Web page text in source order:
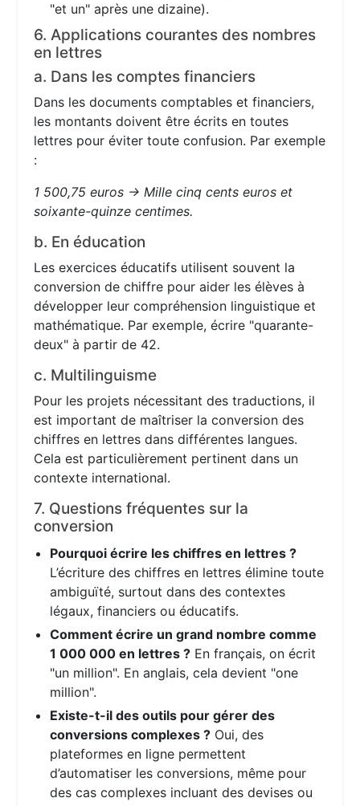
"et un" après une dizaine).
6. Applications courantes des nombres
en lettres
a. Dans les comptes financiers
Dans les documents comptables et financiers,
les montants doivent être écrits en toutes
lettres pour éviter toute confusion. Par exemple
:
1 500,75 euros → Mille cinq cents euros et
soixante-quinze centimes.
b. En éducation
Les exercices éducatifs utilisent souvent la
conversion de chiffre pour aider les élèves à
développer leur compréhension linguistique et
mathématique. Par exemple, écrire "quarante-
deux" à partir de 42.
c. Multilinguisme
Pour les projets nécessitant des traductions, il
est important de maîtriser la conversion des
chiffres en lettres dans différentes langues.
Cela est particulièrement pertinent dans un
contexte international.
7. Questions fréquentes sur la
conversion
Pourquoi écrire les chiffres en lettres ?
L’écriture des chiffres en lettres élimine toute
ambiguïté, surtout dans des contextes
légaux, financiers ou éducatifs.
Comment écrire un grand nombre comme
1 000 000 en lettres ? En français, on écrit
"un million". En anglais, cela devient "one
million".
Existe-t-il des outils pour gérer des
conversions complexes ? Oui, des
plateformes en ligne permettent
d’automatiser les conversions, même pour
des cas complexes incluant des devises ou